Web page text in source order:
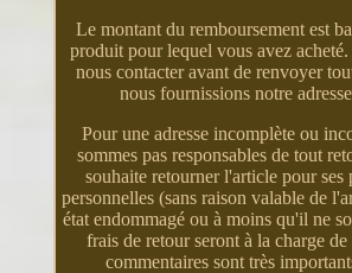
Le montant du remboursement est
produit pour lequel vous avez
nous contacter avant de renvoyer
nous fournissions notre
Pour une adresse incomplète ou
sommes pas responsables de tout
souhaite retourner l'article pour ses
personnelles (sans raison valable de
état endommagé ou à moins qu'il ne
frais de retour seront à la charge
commentaires sont très